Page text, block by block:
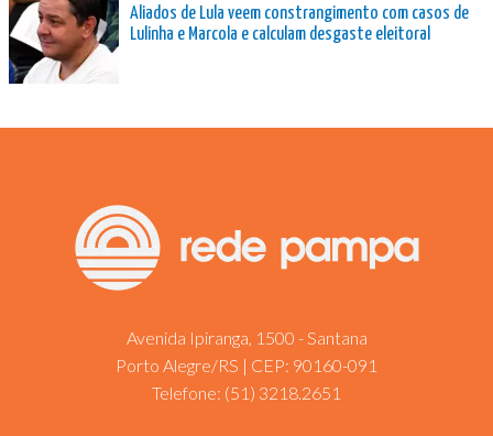
Aliados de Lula veem constrangimento com casos de
Lulinha e Marcola e calculam desgaste eleitoral
Avenida Ipiranga, 1500 - Santana
Porto Alegre/RS | CEP: 90160-091
Telefone: (51) 3218.2651